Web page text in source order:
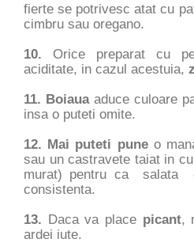
fierte se potrivesc atat cu
cimbru sau oregano.
10. Orice preparat cu
aciditate, in cazul acestuia,
11. Boiauaaduce culoare
insa o puteti omite.
12. Mai puteti puneo
sau un castravete taiat in
murat) pentru ca salata
consistenta.
13. Daca va place picant,
ardei iute.